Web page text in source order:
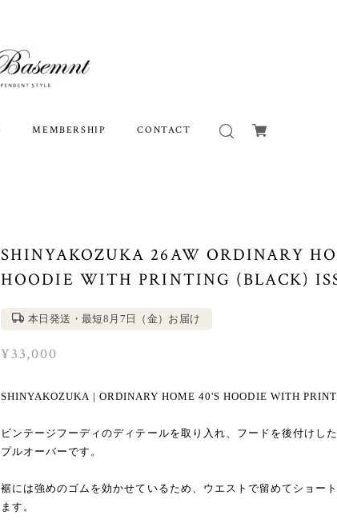
MEMBERSHIP CONTACT
SHINYAKOZUKA 26AW ORDINARY
HOODIE WITH PRINTING (BLACK)
本日発送・最短8月7日（金）お届け
¥33,000
SHINYAKOZUKA | ORDINARY HOME 40'S HOODIE WITH
ビンテージフーディのディテールを取り入れ、フードを後付けし
プルオーバーです。
裾には強めのゴムを効かせているため、ウエストで留めてショー
ます。